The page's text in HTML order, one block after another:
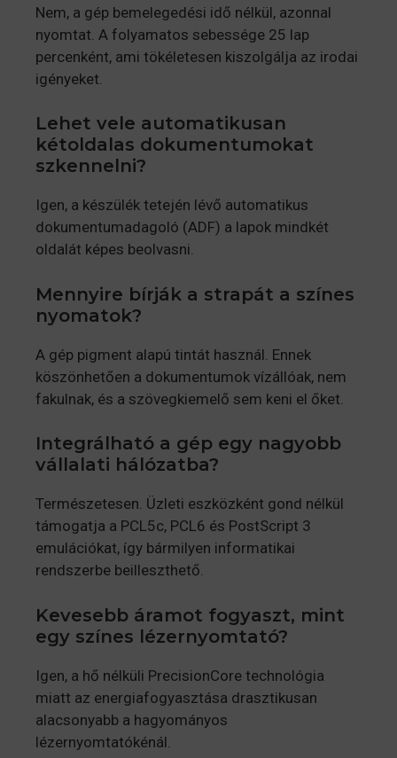
Nem, a gép bemelegedési idő nélkül, azonnal
nyomtat. A folyamatos sebessége 25 lap
percenként, ami tökéletesen kiszolgálja az irodai
igényeket.
Lehet vele automatikusan
kétoldalas dokumentumokat
szkennelni?
Igen, a készülék tetején lévő automatikus
dokumentumadagoló (ADF) a lapok mindkét
oldalát képes beolvasni.
Mennyire bírják a strapát a színes
nyomatok?
A gép pigment alapú tintát használ. Ennek
köszönhetően a dokumentumok vízállóak, nem
fakulnak, és a szövegkiemelő sem keni el őket.
Integrálható a gép egy nagyobb
vállalati hálózatba?
Természetesen. Üzleti eszközként gond nélkül
támogatja a PCL5c, PCL6 és PostScript 3
emulációkat, így bármilyen informatikai
rendszerbe beilleszthető.
Kevesebb áramot fogyaszt, mint
egy színes lézernyomtató?
Igen, a hő nélküli PrecisionCore technológia
miatt az energiafogyasztása drasztikusan
alacsonyabb a hagyományos
lézernyomtatókénál.